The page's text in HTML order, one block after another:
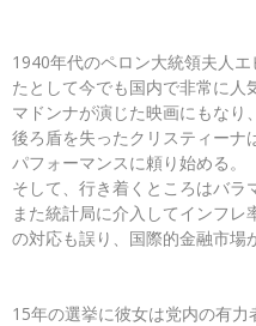
1940年代のペロン大統領夫人
たとして今でも国内で非常に人
マドンナが演じた映画にもなり
後ろ盾を失ったクリスティーナ
パフォーマンスに頼り始める。
そして、行き着くところはバラ
また統計局に介入してインフ
の対応も誤り、国際的金融市場
15年の選挙に彼女は党内の有